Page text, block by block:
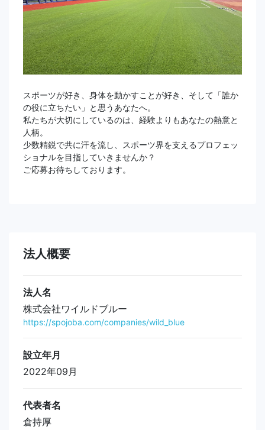
スポーツが好き、身体を動かすことが好き、そして「誰か
の役に立ちたい」と思うあなたへ。
私たちが大切にしているのは、経験よりもあなたの熱意と
人柄。
少数精鋭で共に汗を流し、スポーツ界を支えるプロフェッ
ショナルを目指していきませんか？
ご応募お待ちしております。
法人概要
法人名
株式会社ワイルドブルー
https://spojoba.com/companies/wild_blue
設立年月
2022年09月
代表者名
倉持厚